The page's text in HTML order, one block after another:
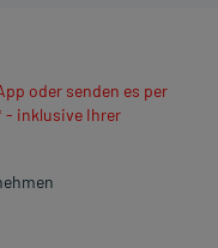
oder senden es per
- inklusive Ihrer